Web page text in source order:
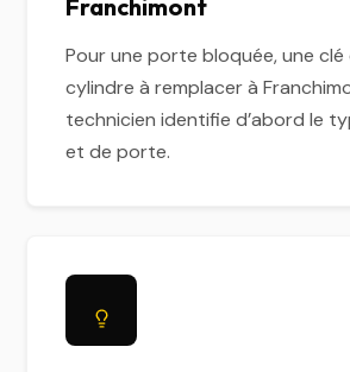
Franchimont
Pour une porte bloquée, une clé
cylindre à remplacer à
technicien identifie d’abord le
et de porte.